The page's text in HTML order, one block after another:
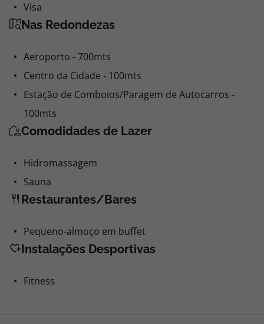
Visa
Nas Redondezas
Aeroporto - 700mts
Centro da Cidade - 100mts
Estação de Comboios/Paragem de Autocarros -
100mts
Comodidades de Lazer
Hidromassagem
Sauna
Restaurantes/Bares
Pequeno-almoço em buffet
Instalações Desportivas
Fitness